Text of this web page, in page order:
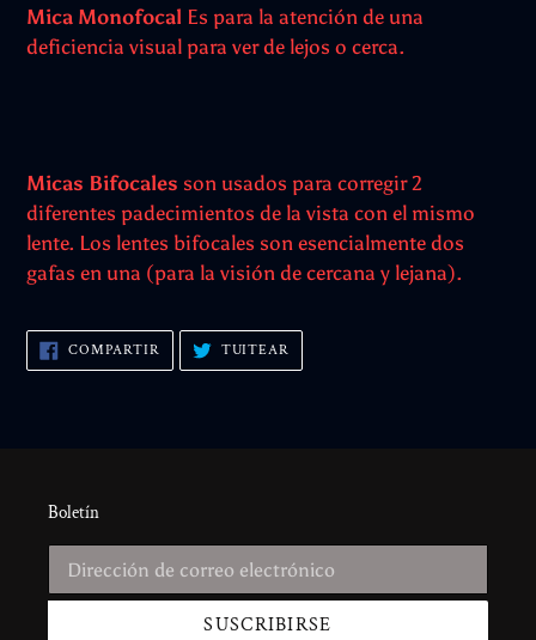
Mica Monofocal Es para la atención de una
deficiencia visual para ver de lejos o cerca.
Micas Bifocales son usados para corregir 2
diferentes padecimientos de la vista con el mismo
lente. Los lentes bifocales son esencialmente dos
gafas en una (para la visión de cercana y lejana).
COMPARTIR COMPARTIR
EN
FACEBOOK
TUITEAR
TWITTER
Boletín
SUSCRIBIRSE